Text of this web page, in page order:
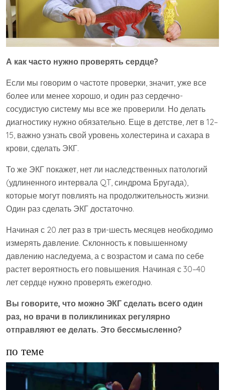
А как часто нужно проверять сердце?
Если мы говорим о частоте проверки, значит, уже все
более или менее хорошо, и один раз сердечно-
сосудистую систему мы все же проверили. Но делать
диагностику нужно обязательно. Еще в детстве, лет в 12–
15, важно узнать свой уровень холестерина и сахара в
крови, сделать ЭКГ.
То же ЭКГ покажет, нет ли наследственных патологий
(удлиненного интервала QT, синдрома Бругада),
которые могут повлиять на продолжительность жизни.
Один раз сделать ЭКГ достаточно.
Начиная с 20 лет раз в три-шесть месяцев необходимо
измерять давление. Склонность к повышенному
давлению наследуема, а с возрастом и сама по себе
растет вероятность его повышения. Начиная с 30–40
лет сердце нужно проверять ежегодно.
Вы говорите, что можно ЭКГ сделать всего один
раз, но врачи в поликлиниках регулярно
отправляют ее делать. Это бессмысленно?
по теме